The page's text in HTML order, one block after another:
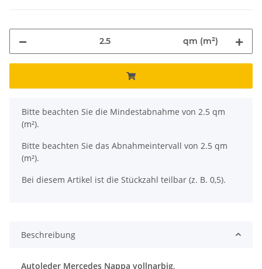
qm (m²)
x
Bitte beachten Sie die Mindestabnahme von 2.5 qm
(m²).
Bitte beachten Sie das Abnahmeintervall von 2.5 qm
(m²).
Bei diesem Artikel ist die Stückzahl teilbar (z. B. 0,5).
Beschreibung
Autoleder Mercedes Nappa vollnarbig,